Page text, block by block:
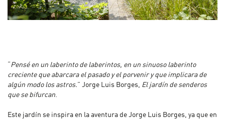
Pensé en un laberinto de laberintos, en un sinuoso laberinto
creciente que abarcara el pasado y el porvenir y que implicara de
algún modo los astros.” Jorge Luis Borges, El jardín de senderos
que se bifurcan.
Este jardín se inspira en la aventura de Jorge Luis Borges, ya que en